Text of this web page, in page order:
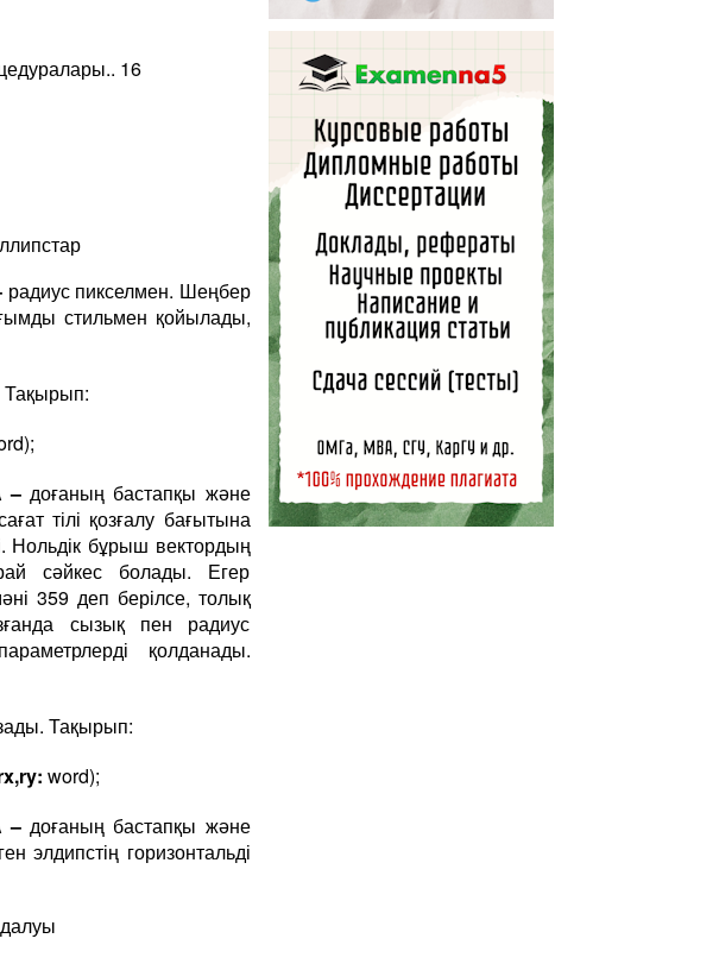
16
радиус пикселмен. Шеңбер
стильмен қойылады,
–доғаның бастапқы және
тілі қозғалу бағытына
Нольдік бұрыш вектордың
сәйкес болады. Егер
359 деп берілсе, толық
сызық пен радиус
қолданады.
Тақырып:
word);
–доғаның бастапқы және
элдипстің горизонтальді